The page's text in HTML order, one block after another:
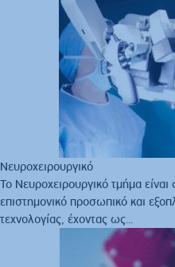
Νευροχειρουργικό
Το Νευροχειρουργικό τμήμα
επιστημονικό προσωπικό και
τεχνολογίας, έχοντας ως...